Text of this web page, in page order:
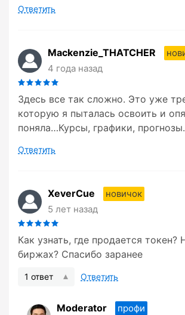
Ответить
Mackenzie_THATCHER
4 года назад
Здесь все так сложно. Это уже
которую я пыталась освоить и
поняла…Курсы, графики,
Ответить
XeverCue
новичок
5 лет назад
Как узнать, где продается токен?
биржах? Спасибо заранее
1 ответ Ответить
Moderator
профи